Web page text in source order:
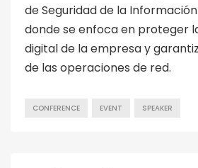
de Seguridad de la
donde se enfoca en proteger
digital de la empresa y
de las operaciones de red.
CONFERENCE EVENT SPEAKER